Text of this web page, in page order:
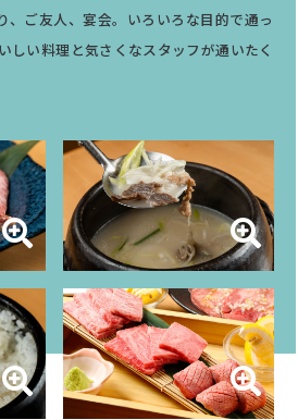
、ご友人、宴会。いろいろな目的で通っ
しい料理と気さくなスタッフが通いたく